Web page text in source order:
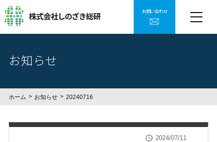
お問い合わせ
お知らせ
ホーム お知らせ 20240716
2024/07/11